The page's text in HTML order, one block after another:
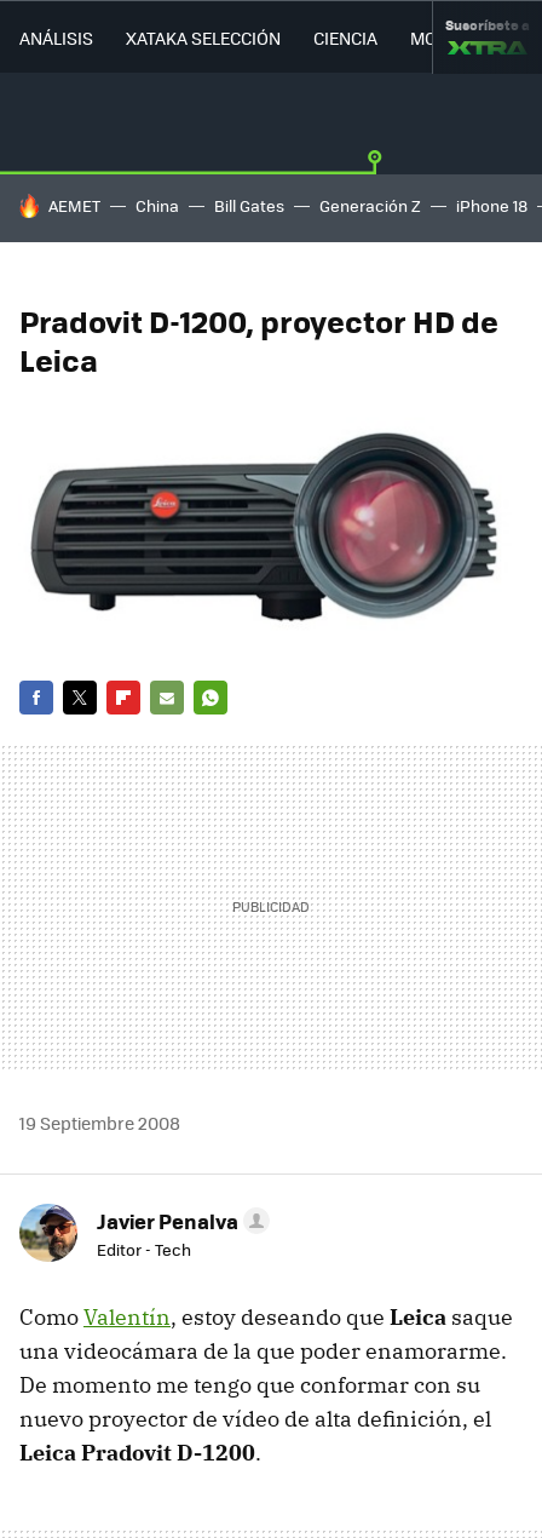
ANÁLISIS XATAKA SELECCIÓN CIENCIA MOVILIDAD
Suscríbete a
HOY SE HABLA DE
AEMET China Bill Gates Generación Z iPhone 18
Pradovit D-1200, proyector HD de
Leica
MAIL
19 Septiembre 2008
Javier Penalva
Editor - Tech
ComoValentín, estoy deseando que Leica saque
una videocámara de la que poder enamorarme.
De momento me tengo que conformar con su
nuevo proyector de vídeo de alta definición, el
Leica Pradovit D-1200.